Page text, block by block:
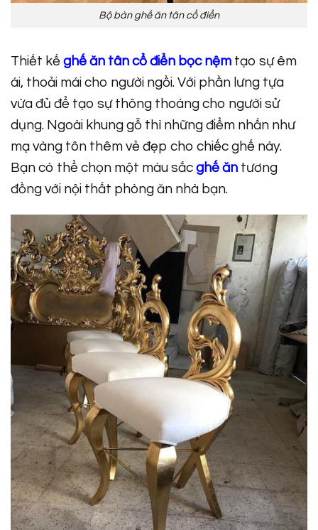
Bộ bàn ghế ăn tân cổ điển
Thiết kế ghế ăn tân cổ điển bọc nệm tạo sự êm
ái, thoải mái cho người ngồi. Với phần lưng tựa
vừa đủ để tạo sự thông thoáng cho người sử
dụng. Ngoài khung gỗ thì những điểm nhấn như
mạ vàng tôn thêm vẻ đẹp cho chiếc ghế này.
Bạn có thể chọn một màu sắc ghế ăn tương
đồng với nội thất phòng ăn nhà bạn.